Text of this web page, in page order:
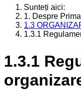
Sunteți aici:
1. Despre
1.3
1.3.1
1.3.1